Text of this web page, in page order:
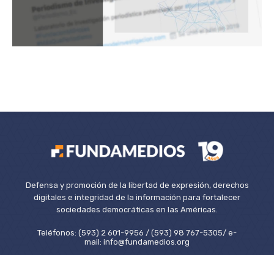
Defensa y promoción de la libertad de expresión, derechos
digitales e integridad de la información para fortalecer
sociedades democráticas en las Américas.
Teléfonos: (593) 2 601-9956 / (593) 98 767-5305/ e-
mail: info@fundamedios.org